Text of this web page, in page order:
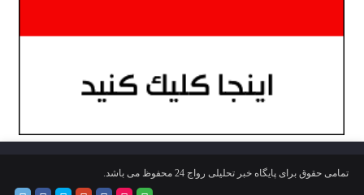
تمامی حقوق برای پایگاه خبر تحلیلی رواج 24 محفوظ می باشد.